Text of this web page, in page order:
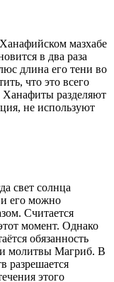
мазхабе
в два раза
длина его тени во
что это всего
разделяют
не используют
свет солнца
и его можно
Считается
момент. Однако
обязанность
молитвы Магриб. В
разрешается
этого